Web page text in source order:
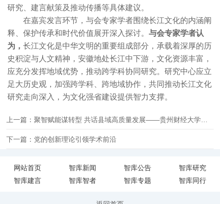
研究、建言献策及推动传播等具体建议。
在嘉宾发言环节，与会专家学者围绕长江文化的内涵阐
释、保护传承和时代价值展开深入探讨。 与会专家学者认
为， 长江文化是中华文明的重要组成部分，承载着深厚的历
史积淀与人文精神，安徽地处长江中下游，文化资源丰富，
应充分发挥地域优势，推动跨学科协同研究。研究中心应立
足大历史观，加强跨学科、跨地域协作，共同推动长江文化
研究走向深入，为文化强省建设提供智力支撑。
上一篇：聚智赋能谋转型 共话县域高质量发展——贵州财经大学举办智库建设暨绿色转型与县域经济高质量发展研讨会
下一篇：党的创新理论引领学术前沿
网站首页 智库新闻 智库公告
智库研究
智库建言
智库智者 智库专题 智库同行